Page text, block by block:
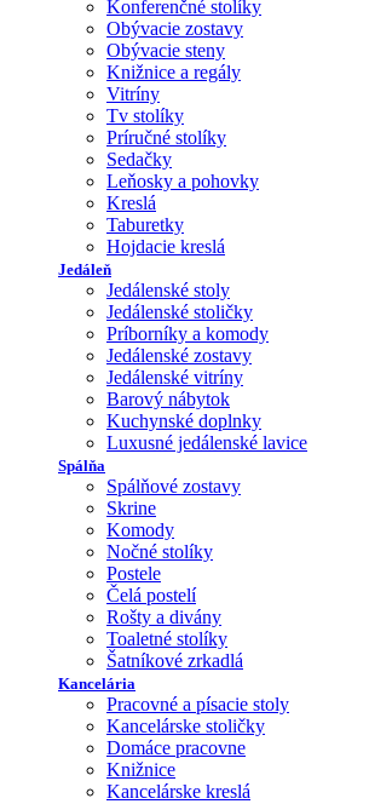
Konferenčné stolíky
Obývacie zostavy
Obývacie steny
Knižnice a regály
Vitríny
Tv stolíky
Príručné stolíky
Sedačky
Leňosky a pohovky
Kreslá
Taburetky
Hojdacie kreslá
Jedáleň
Jedálenské stoly
Jedálenské stoličky
Príborníky a komody
Jedálenské zostavy
Jedálenské vitríny
Barový nábytok
Kuchynské doplnky
Luxusné jedálenské lavice
Spálňa
Spálňové zostavy
Skrine
Komody
Nočné stolíky
Postele
Čelá postelí
Rošty a divány
Toaletné stolíky
Šatníkové zrkadlá
Kancelária
Pracovné a písacie stoly
Kancelárske stoličky
Domáce pracovne
Knižnice
Kancelárske kreslá